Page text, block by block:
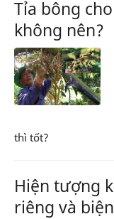
Tỉa bông
không nên?
thì tốt?
Hiện tượng
riêng và